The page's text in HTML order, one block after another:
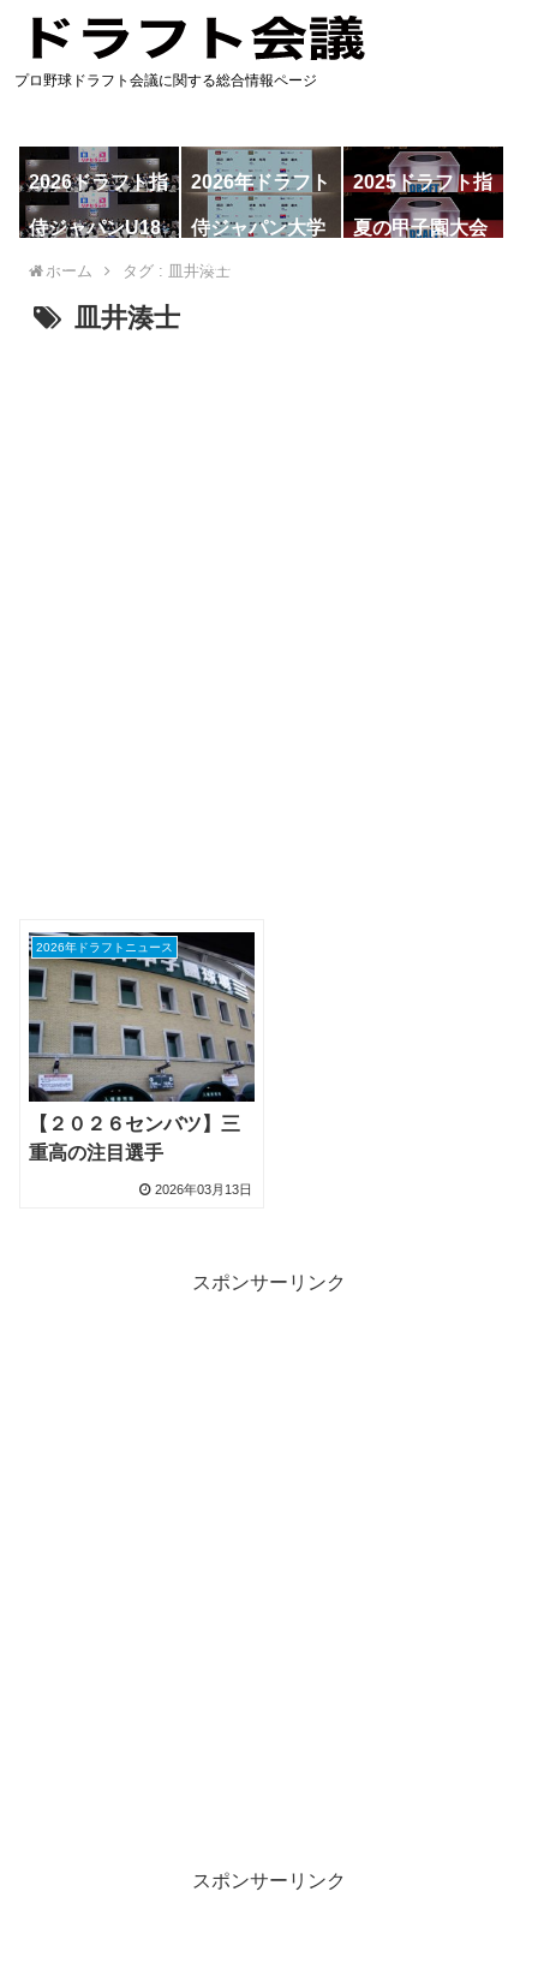
プロ野球ドラフト会議に関する総合情報ページ
2026ドラフト指
名予想
2026年ドラフト
候補
2025ドラフト指
名一覧
侍ジャパンU18
代表
侍ジャパン大学
代表
夏の甲子園大会
ホーム タグ : 皿井湊士
皿井湊士
2026年ドラフトニュース
【２０２６センバツ】三
重高の注目選手
2026年03月13日
スポンサーリンク
スポンサーリンク